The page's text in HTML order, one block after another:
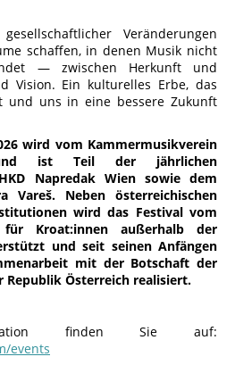
Veränderungen
schaffen, in denen Musik nicht
— zwischen Herkunft und
Vision. Ein kulturelles Erbe, das
und uns in eine bessere Zukunft
wird vom Kammermusikverein
ist Teil der jährlichen
Napredak Wien sowie dem
Vareš. Neben österreichischen
wird das Festival vom
für Kroat:innen außerhalb der
und seit seinen Anfängen
mit der Botschaft der
Republik Österreich realisiert.
finden Sie auf:
events